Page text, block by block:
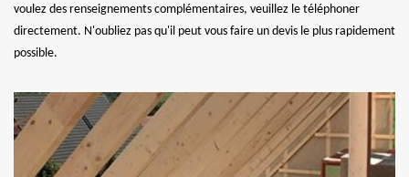
voulez des renseignements complémentaires, veuillez le téléphoner
directement. N'oubliez pas qu'il peut vous faire un devis le plus rapidement
possible.